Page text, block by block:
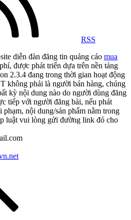
RSS
diễn đàn đăng tin quảng cáo mua
được phát triển dựa trên nền tảng
2.3.4 đang trong thời gian hoạt động
không phải là người bán hàng, chúng
kỳ nội dung nào do người dùng đăng
tiếp với người đăng bài, nếu phát
nội dung/sản phẩm nằm trong
luật vui lòng gửi đường link đó cho